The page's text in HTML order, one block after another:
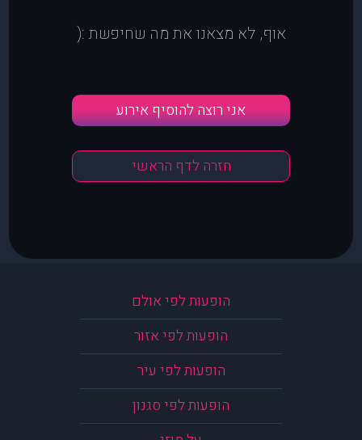
אוף, לא מצאנו את מה שחיפשת :(
אני רוצה להוסיף אירוע
חזרה לדף הראשי
הופעות לפי אולם
הופעות לפי אזור
הופעות לפי עיר
הופעות לפי סגנון